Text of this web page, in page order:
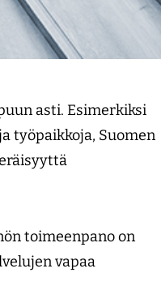
asti. Esimerkiksi
työpaikkoja, Suomen
toimeenpano on
vapaa